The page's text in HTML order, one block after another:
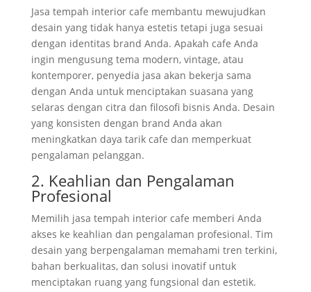
Jasa tempah interior cafe membantu mewujudkan
desain yang tidak hanya estetis tetapi juga sesuai
dengan identitas brand Anda. Apakah cafe Anda
ingin mengusung tema modern, vintage, atau
kontemporer, penyedia jasa akan bekerja sama
dengan Anda untuk menciptakan suasana yang
selaras dengan citra dan filosofi bisnis Anda. Desain
yang konsisten dengan brand Anda akan
meningkatkan daya tarik cafe dan memperkuat
pengalaman pelanggan.
2. Keahlian dan Pengalaman
Profesional
Memilih jasa tempah interior cafe memberi Anda
akses ke keahlian dan pengalaman profesional. Tim
desain yang berpengalaman memahami tren terkini,
bahan berkualitas, dan solusi inovatif untuk
menciptakan ruang yang fungsional dan estetik.